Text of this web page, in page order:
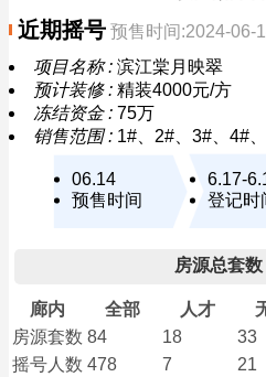
近期摇号 预售时间:2024-06-
项目名称 : 滨江棠月映翠
预计装修 : 精装4000元/方
冻结资金 : 75万
销售范围 : 1#、2#、3#、4#
06.14
预售时间
6.17-
登记时
房源总套
廊内 全部 人才
房源套数 84 18 33
摇号人数 478 7 21